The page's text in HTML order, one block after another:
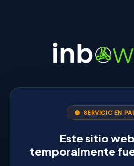
SERVICIO EN
Este sitio
temporalmente